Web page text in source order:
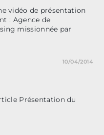
vidéo de présentation
: Agence de
missionnée par
10/04/2014